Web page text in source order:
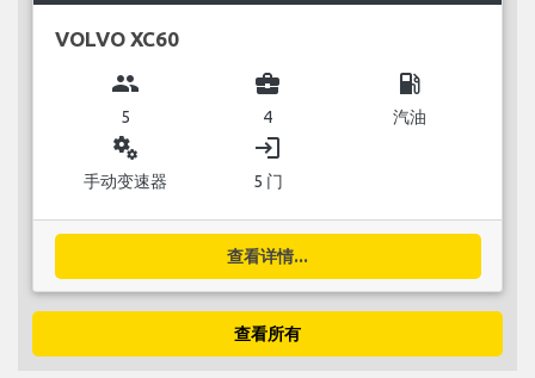
VOLVO XC60
group
5
business_center
4
local_gas_station
汽油
miscellaneous_services
手动变速器
login
5 门
查看详情...
查看所有